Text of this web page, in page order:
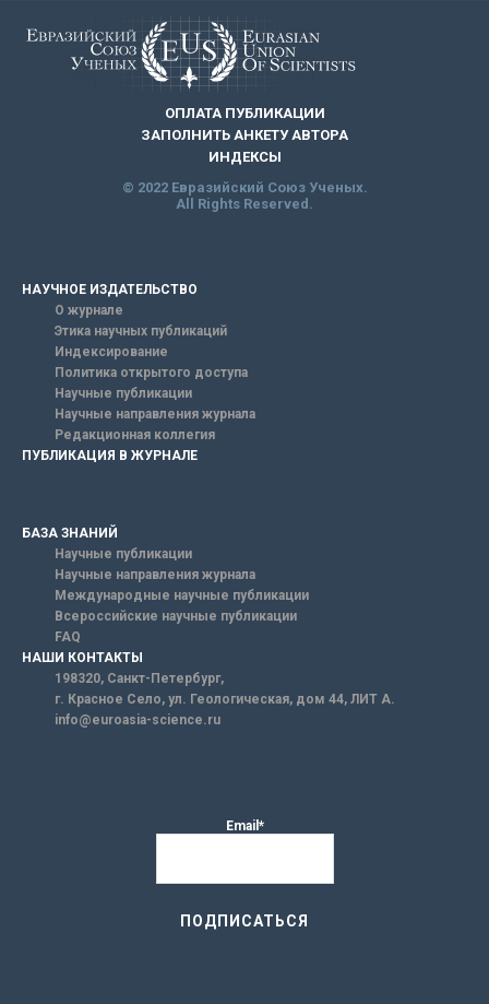
ОПЛАТА ПУБЛИКАЦИИ
ЗАПОЛНИТЬ АНКЕТУ АВТОРА
ИНДЕКСЫ
© 2022 Евразийский Союз Ученых.
All Rights Reserved.
НАУЧНОЕ ИЗДАТЕЛЬСТВО
О журнале
Этика научных публикаций
Индексирование
Политика открытого доступа
Научные публикации
Научные направления журнала
Редакционная коллегия
ПУБЛИКАЦИЯ В ЖУРНАЛЕ
БАЗА ЗНАНИЙ
Научные публикации
Научные направления журнала
Международные научные публикации
Всероссийские научные публикации
FAQ
НАШИ КОНТАКТЫ
198320, Санкт-Петербург,
г. Красное Село, ул. Геологическая, дом 44, ЛИТ А.
info@euroasia-science.ru
Email*